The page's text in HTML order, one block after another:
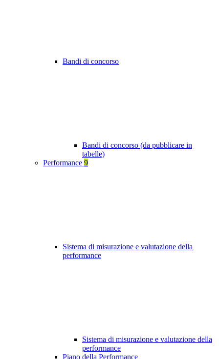
Bandi di concorso
Bandi di concorso (da pubblicare in
tabelle)
Performance 9
Sistema di misurazione e valutazione della
performance
Sistema di misurazione e valutazione della
performance
Piano della Performance